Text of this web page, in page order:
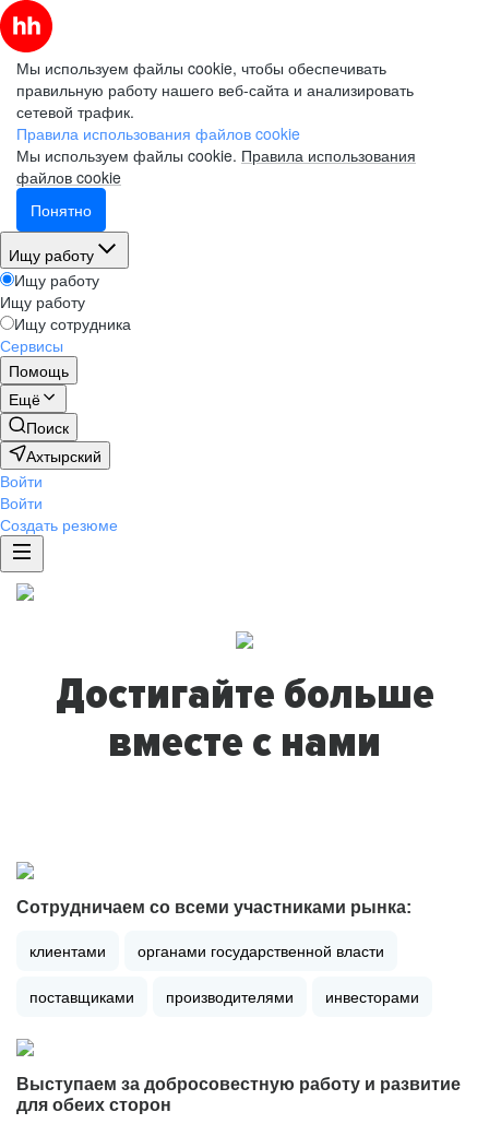
Мы используем файлы cookie, чтобы обеспечивать
правильную работу нашего веб-сайта и анализировать
сетевой трафик.
Правила использования файлов cookie
Мы используем файлы cookie. Правила использования
файлов cookie
Понятно
Ищу работу
Ищу работу
Ищу работу
Ищу сотрудника
Сервисы
Помощь
Ещё
Поиск
Ахтырский
Войти
Войти
Создать резюме
Достигайте больше
вместе с нами
Сотрудничаем со всеми участниками рынка:
клиентами органами государственной власти
поставщиками производителями инвесторами
Выступаем за добросовестную работу и развитие
для обеих сторон